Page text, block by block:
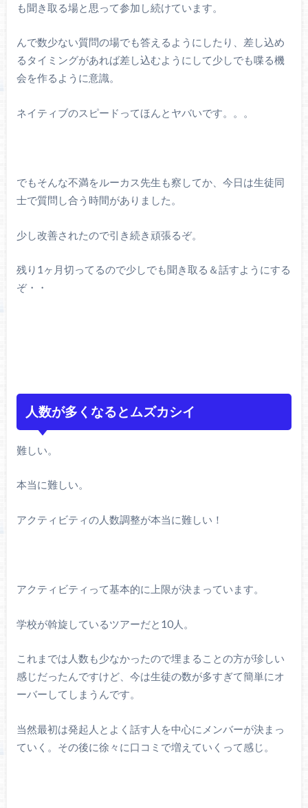
も聞き取る場と思って参加し続けています。
んで数少ない質問の場でも答えるようにしたり、差し込め
るタイミングがあれば差し込むようにして少しでも喋る機
会を作るように意識。
ネイティブのスピードってほんとヤバいです。。。
でもそんな不満をルーカス先生も察してか、今日は生徒同
士で質問し合う時間がありました。
少し改善されたので引き続き頑張るぞ。
残り1ヶ月切ってるので少しでも聞き取る＆話すようにする
ぞ・・
人数が多くなるとムズカシイ
難しい。
本当に難しい。
アクティビティの人数調整が本当に難しい！
アクティビティって基本的に上限が決まっています。
学校が斡旋しているツアーだと10人。
これまでは人数も少なかったので埋まることの方が珍しい
感じだったんですけど、今は生徒の数が多すぎて簡単にオ
ーバーしてしまうんです。
当然最初は発起人とよく話す人を中心にメンバーが決まっ
ていく。その後に徐々に口コミで増えていくって感じ。